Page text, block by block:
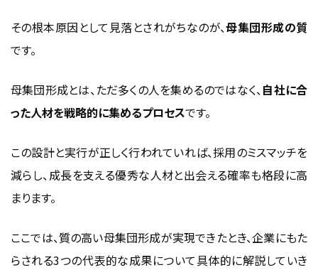
その根本原因として見落とされがちなのが、母集団形成の質
です。
母集団形成とは、ただ多くの人を集めるのではなく、自社に合
った人材を戦略的に集めるプロセスです。
この設計と実行が正しく行われていれば、採用のミスマッチを
減らし、成長を支える優秀な人材と出会える確率も格段に高
まります。
ここでは、質の高い母集団形成が実現できたとき、企業にもた
らされる3つの代表的な成果について具体的に解説していき